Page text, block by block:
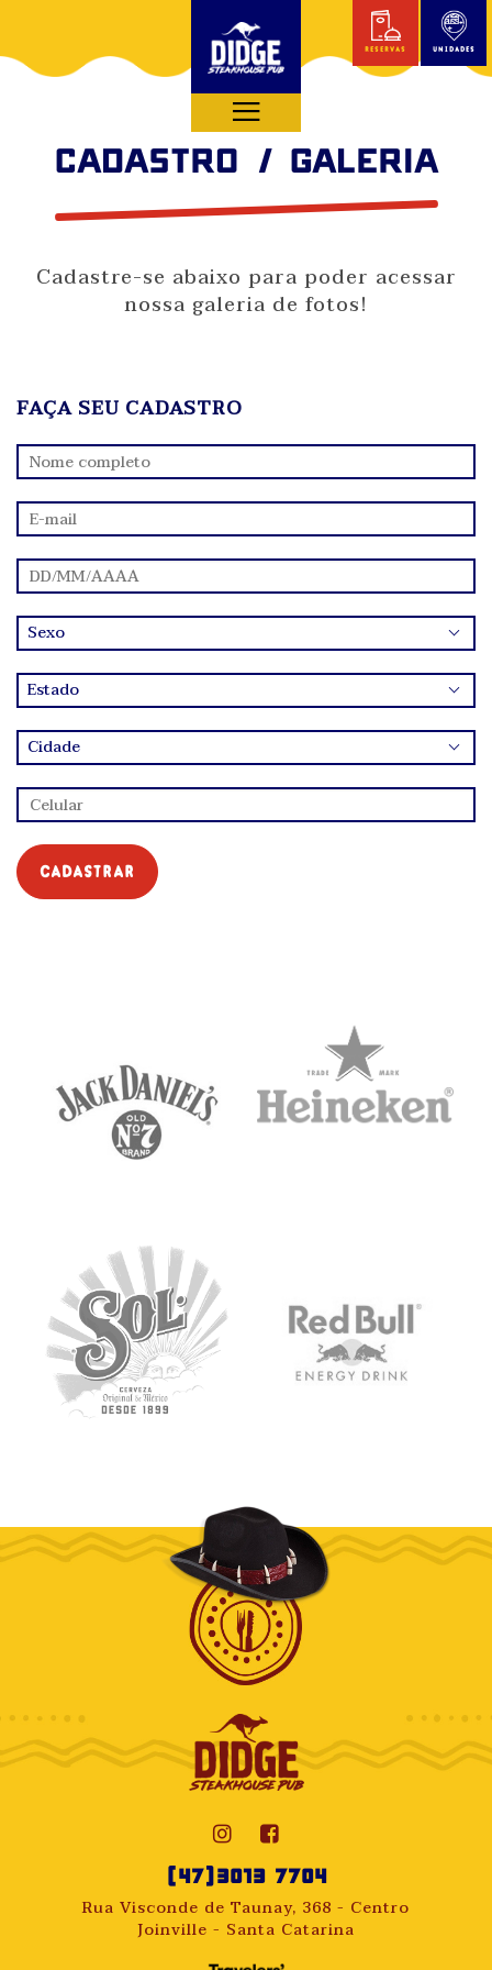
reservas unidades
CADASTRO / GALERIA
Cadastre-se abaixo para poder acessar
nossa galeria de fotos!
FAÇA SEU CADASTRO
cadastrar
(47)3013 7704
Rua Visconde de Taunay, 368 - Centro
Joinville - Santa Catarina